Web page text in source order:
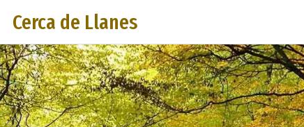
Cerca de Llanes